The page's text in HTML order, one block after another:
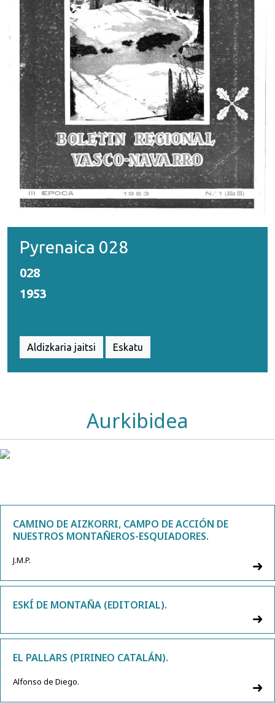
Pyrenaica 028
028
1953
Aldizkaria jaitsi Eskatu
Aurkibidea
CAMINO DE AIZKORRI, CAMPO DE ACCIÓN DE
NUESTROS MONTAÑEROS-ESQUIADORES.
J.M.P.
ESKÍ DE MONTAÑA (EDITORIAL).
EL PALLARS (PIRINEO CATALÁN).
Alfonso de Diego.